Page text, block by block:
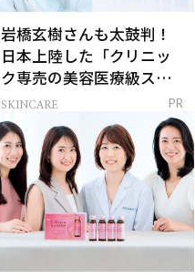
岩橋玄樹さんも太鼓判！
日本上陸した「クリニッ
ク専売の美容医療級スキ
ンケア」
SKINCARE PR